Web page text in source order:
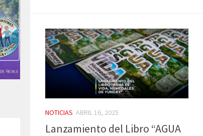
NOTICIAS ABRIL 16, 2025
Lanzamiento del Libro “AGUA